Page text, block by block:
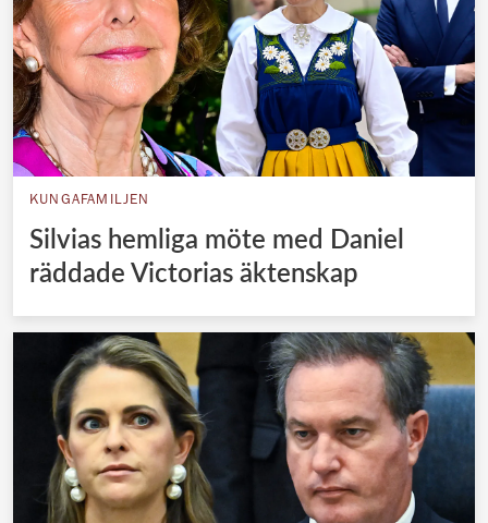
KUNGAFAMILJEN
Silvias hemliga möte med Daniel
räddade Victorias äktenskap